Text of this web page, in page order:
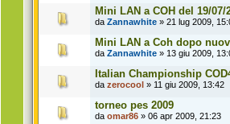
Mini LAN a COH del 19/07/
da Zannawhite » 21 lug 2009,
Mini LAN a Coh dopo
da Zannawhite » 13 giu 2009,
Italian Championship
da zerocool » 11 giu 2009, 13:42
torneo pes 2009
da omar86 » 06 apr 2009, 21:23